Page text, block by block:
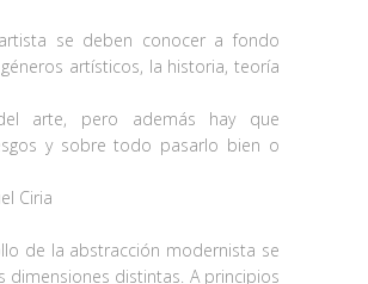
se deben conocer a fondo
artísticos, la historia, teoría
arte, pero además hay que
y sobre todo pasarlo bien o
Ciria
de la abstracción modernista se
dimensiones distintas. A principios